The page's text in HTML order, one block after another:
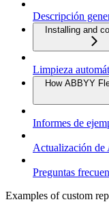
Descripción
Installing and
Limpieza
How ABBYY
Informes de
Actualización
Preguntas
Examples of custom